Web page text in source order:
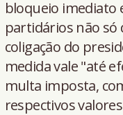
bloqueio imediato
partidários não só
coligação do
medida vale "até
multa imposta,
respectivos